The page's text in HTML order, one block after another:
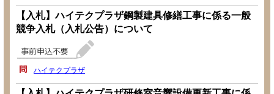
【入札】ハイテクプラザ鋼製建具修繕工事に係る一般
競争入札（入札公告）について
ハイテクプラザ